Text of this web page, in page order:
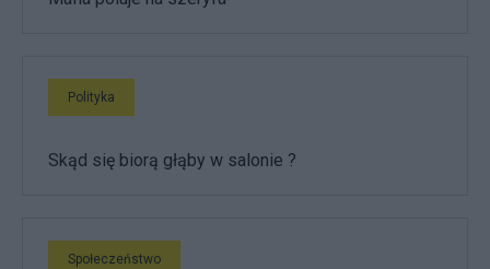
Polityka
Skąd się biorą głąby w salonie ?
Społeczeństwo